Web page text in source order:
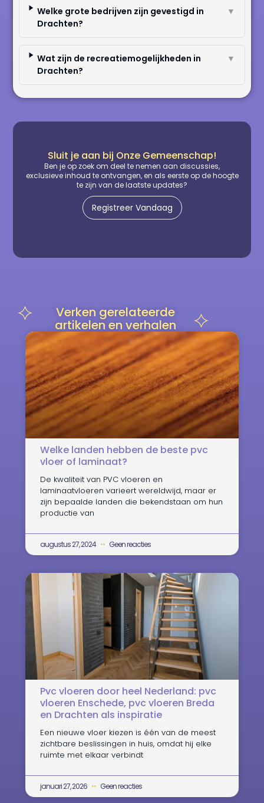
Welke grote bedrijven zijn gevestigd in
Drachten?
▼
Wat zijn de recreatiemogelijkheden in
Drachten?
▼
Sluit je aan bij Onze Gemeenschap!
Ben je op zoek om deel te nemen aan discussies,
exclusieve inhoud te ontvangen, en als eerste op de hoogte
te zijn van de laatste updates?
Registreer Vandaag
Verken gerelateerde
artikelen en verhalen
Welke landen hebben de beste pvc
vloer of laminaat?
De kwaliteit van PVC vloeren en
laminaatvloeren varieert wereldwijd, maar er
zijn bepaalde landen die bekendstaan om hun
productie van
augustus 27, 2024 Geen reacties
Pvc vloeren door heel Nederland: pvc
vloeren Enschede, pvc vloeren Breda
en Drachten als inspiratie
Een nieuwe vloer kiezen is één van de meest
zichtbare beslissingen in huis, omdat hij elke
ruimte met elkaar verbindt
januari 27, 2026 Geen reacties